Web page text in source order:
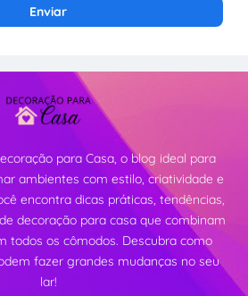
para Casa, o blog ideal para
ambientes com estilo, criatividade e
encontra dicas práticas, tendências,
decoração para casa que combinam
todos os cômodos. Descubra como
fazer grandes mudanças no seu
lar!